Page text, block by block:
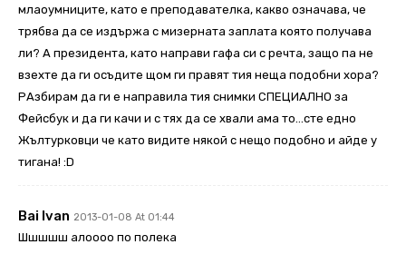
млаоумниците, като е преподавателка, какво означава, че
трябва да се издържа с мизерната заплата която получава
ли? А президента, като направи гафа си с речта, защо па не
взехте да ги осъдите щом ги правят тия неща подобни хора?
РАзбирам да ги е направила тия снимки СПЕЦИАЛНО за
Фейсбук и да ги качи и с тях да се хвали ама то…сте едно
Жълтурковци че като видите някой с нещо подобно и айде у
тигана! :D
Bai Ivan 2013-01-08 At 01:44
Шшшшш алоооо по полека